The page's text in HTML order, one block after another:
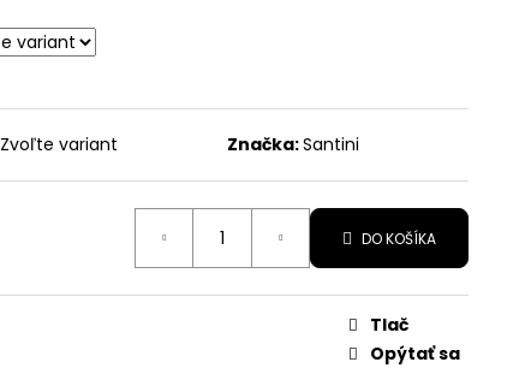
Zvoľte variant Značka:Santini
DO KOŠÍKA
Tlač
Opýtať sa